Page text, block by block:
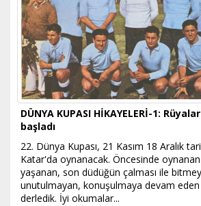
DÜNYA KUPASI HİKAYELERİ-1:
başladı
22. Dünya Kupası, 21 Kasım 18 Aralık
Katar'da oynanacak. Öncesinde
yaşanan, son düdüğün çalması ile
unutulmayan, konuşulmaya devam eden
derledik. İyi okumalar...